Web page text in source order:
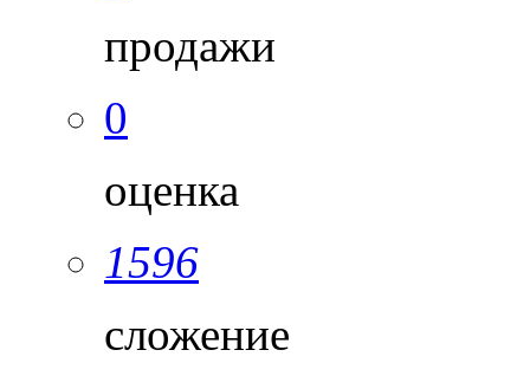
продажи
0
оценка
1596
сложение